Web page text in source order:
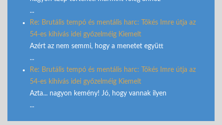
...
Re: Brutális tempó és mentális harc: Tőkés Imre útja az
54-es kihívás idei győzelméig Kiemelt
Azért az nem semmi, hogy a menetet együtt
...
Re: Brutális tempó és mentális harc: Tőkés Imre útja az
54-es kihívás idei győzelméig Kiemelt
Azta... nagyon kemény! Jó, hogy vannak ilyen
...